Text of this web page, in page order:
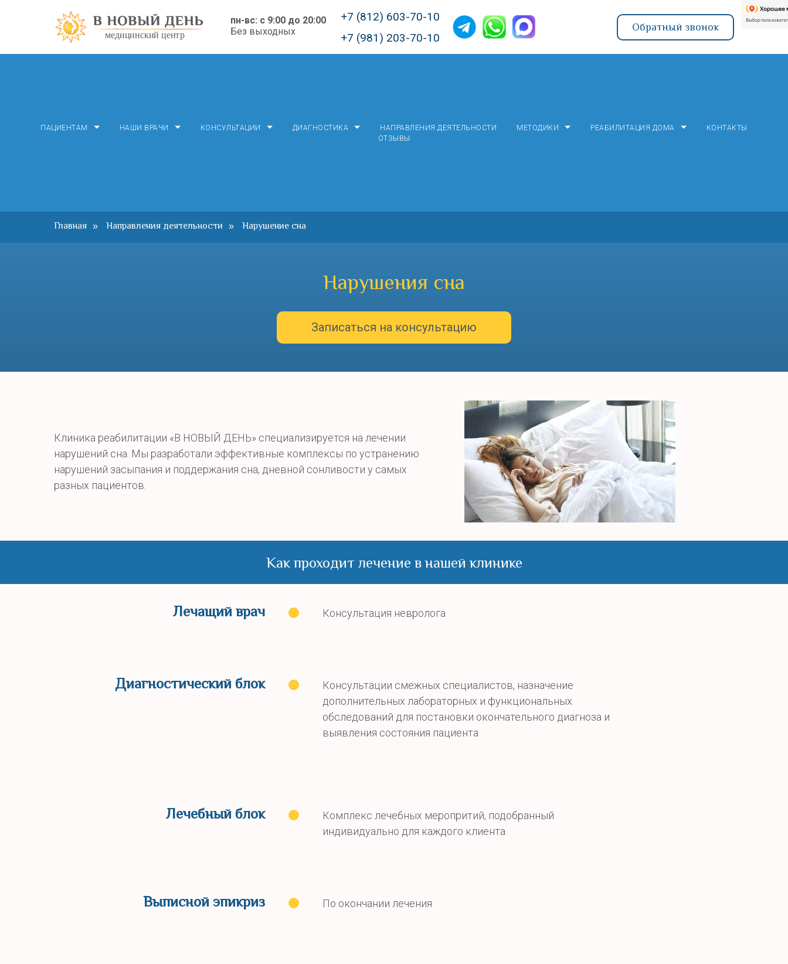
+7 (812) 603-70-10
+7 (981) 203-70-10
пн-вс: с 9:00 до 20:00
Без выходных
Обратный звонок
ПАЦИЕНТАМ НАШИ ВРАЧИ КОНСУЛЬТАЦИИ ДИАГНОСТИКА НАПРАВЛЕНИЯ ДЕЯТЕЛЬНОСТИ МЕТОДИКИ РЕАБИЛИТАЦИЯ ДОМА
КОНТАКТЫ
ОТЗЫВЫ
Главная » Направления деятельности » Нарушение сна
Нарушения сна
Записаться на консультацию
Клиника реабилитации «В НОВЫЙ ДЕНЬ» специализируется на лечении
нарушений сна. Мы разработали эффективные комплексы по устранению
нарушений засыпания и поддержания сна, дневной сонливости у самых
разных пациентов.
Как проходит лечение в нашей клинике
Лечащий врач Консультация невролога
Диагностический блок
Консультации смежных специалистов, назначение
дополнительных лабораторных и функциональных
обследований для постановки окончательного диагноза и
выявления состояния пациента
Лечебный блок
Комплекс лечебных меропритий, подобранный
индивидуально для каждого клиента
Выписной эпикриз По окончании лечения